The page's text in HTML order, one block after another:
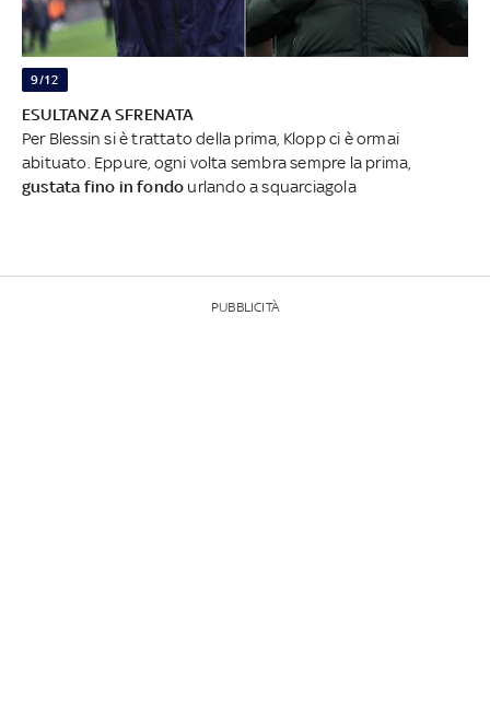
9/12
ESULTANZA SFRENATA
Per Blessin si è trattato della prima, Klopp ci è ormai
abituato. Eppure, ogni volta sembra sempre la prima,
gustata fino in fondo urlando a squarciagola
PUBBLICITÀ